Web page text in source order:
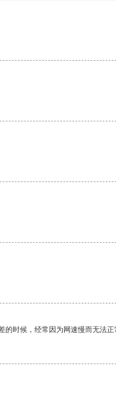
时候，经常因为网速慢而无法